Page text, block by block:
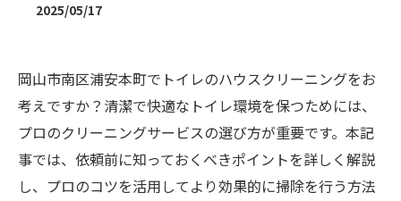
2025/05/17
岡山市南区浦安本町でトイレのハウスクリーニングをお
考えですか？清潔で快適なトイレ環境を保つためには、
プロのクリーニングサービスの選び方が重要です。本記
事では、依頼前に知っておくべきポイントを詳しく解説
し、プロのコツを活用してより効果的に掃除を行う方法